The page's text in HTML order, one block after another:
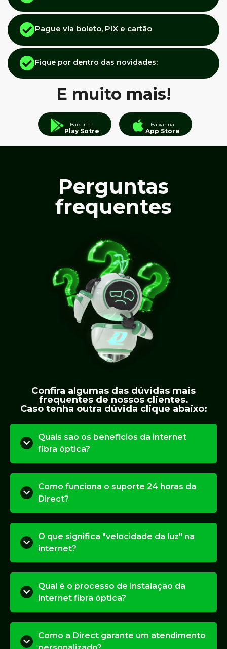
Pague via boleto, PIX e cartão
Fique por dentro das novidades:
E muito mais!
Baixar na
Play Sotre
Baixar na
App Store
Perguntas
frequentes
Confira algumas das dúvidas mais
frequentes de nossos clientes.
Caso tenha outra dúvida clique abaixo:
Quais são os benefícios da internet
fibra óptica?
Como funciona o suporte 24 horas da
Direct?
O que significa "velocidade da luz" na
internet?
Qual é o processo de instalação da
internet fibra óptica?
Como a Direct garante um atendimento